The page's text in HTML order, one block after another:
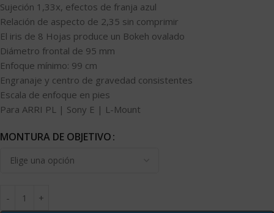
Sujeción 1,33x, efectos de franja azul
Relación de aspecto de 2,35 sin comprimir
El iris de 8 Hojas produce un Bokeh ovalado
Diámetro frontal de 95 mm
Enfoque mínimo: 99 cm
Engranaje y centro de gravedad consistentes
Escala de enfoque en pies
Para ARRI PL | Sony E | L-Mount
MONTURA DE OBJETIVO